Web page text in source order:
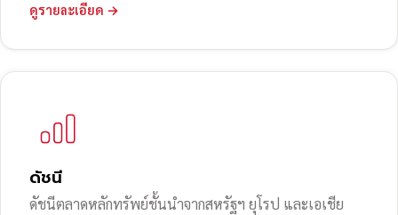
ดูรายละเอียด →
ดัชนี
ดัชนีตลาดหลักทรัพย์ชั้นนำจากสหรัฐฯ ยุโรป และเอเชีย